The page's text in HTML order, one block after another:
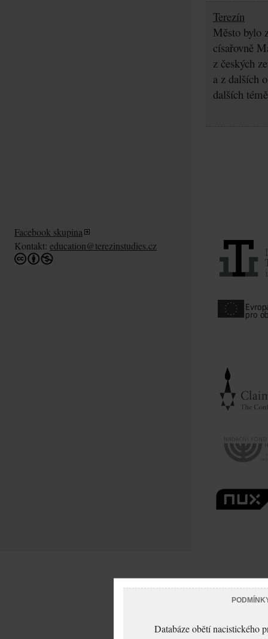
Terezín
Město bylo
císařovně
z českých
a z dalších
dalších
Facebook skupina
Kontakt: education@terezinstudies.cz
Databáze obětí nacistického